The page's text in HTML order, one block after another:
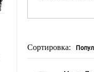
Сортировка: